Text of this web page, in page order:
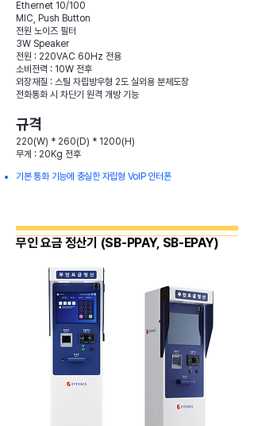
Ethernet 10/100
MIC, Push Button
전원 노이즈 필터
3W Speaker
전원 : 220VAC 60Hz 전용
소비전력 : 10W 전후
외장재질 : 스틸 자립방우형 2도 실외용 분체도장
전화통화 시 차단기 원격 개방 기능
규격
220(W) * 260(D) * 1200(H)
무게 : 20Kg 전후
기본 통화 기능에 충실한 자립형 VoIP 인터폰
무인 요금 정산기 (SB-PPAY, SB-EPAY)